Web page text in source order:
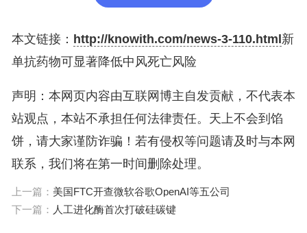
血块上聚集，从而降低阻塞风险。”
已有来自欧洲的160名患者接受了格伦佐西单抗作为
的患者死亡率比安慰剂组减少了一半，从19%降至
8%。
研究人员认为，这一死亡率下降与颅内出血率的显著
降低有关。接受新药的患者颅内出血率降至1.8%，
而在安慰剂组中为7.8%。
本文链接： http://knowith.com/news-3-110.html 新
单抗药物可显著降低中风死亡风险
声明：本网页内容由互联网博主自发贡献，不代表本
站观点，本站不承担任何法律责任。天上不会到馅
饼，请大家谨防诈骗！若有侵权等问题请及时与本网
联系，我们将在第一时间删除处理。
上一篇： 美国FTC开查微软谷歌OpenAI等五公司
下一篇： 人工进化酶首次打破硅碳键